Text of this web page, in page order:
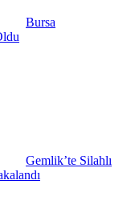
Bursa
Gemlik’te Silahlı